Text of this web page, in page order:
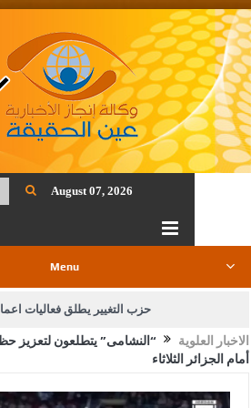
August 07, 2026
Menu
حزب التغيير يطلق فعاليات
الجيش يفتح باب التجنيد لحملةالاخبار العلوية
“النشامى” يتطلعون لتعزيز
أمام الجزائر الثلاثاء